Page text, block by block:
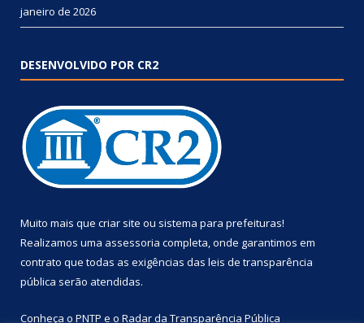
janeiro de 2026
DESENVOLVIDO POR CR2
Muito mais que criar site ou sistema para prefeituras!
Realizamos uma assessoria completa, onde garantimos em
contrato que todas as exigências das leis de transparência
pública serão atendidas.
Conheça o PNTP e o Radar da Transparência Pública